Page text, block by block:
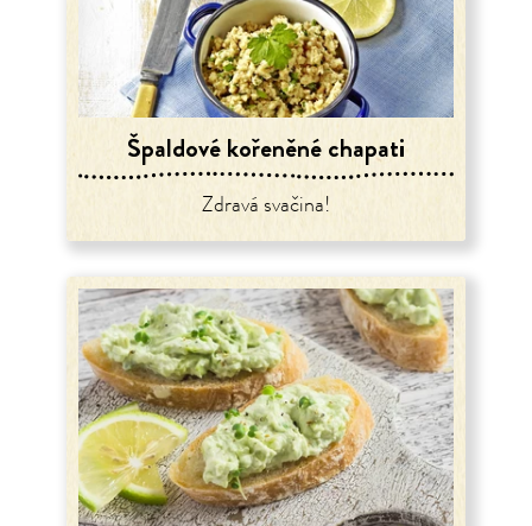
Špaldové kořeněné chapati
Zdravá svačina!